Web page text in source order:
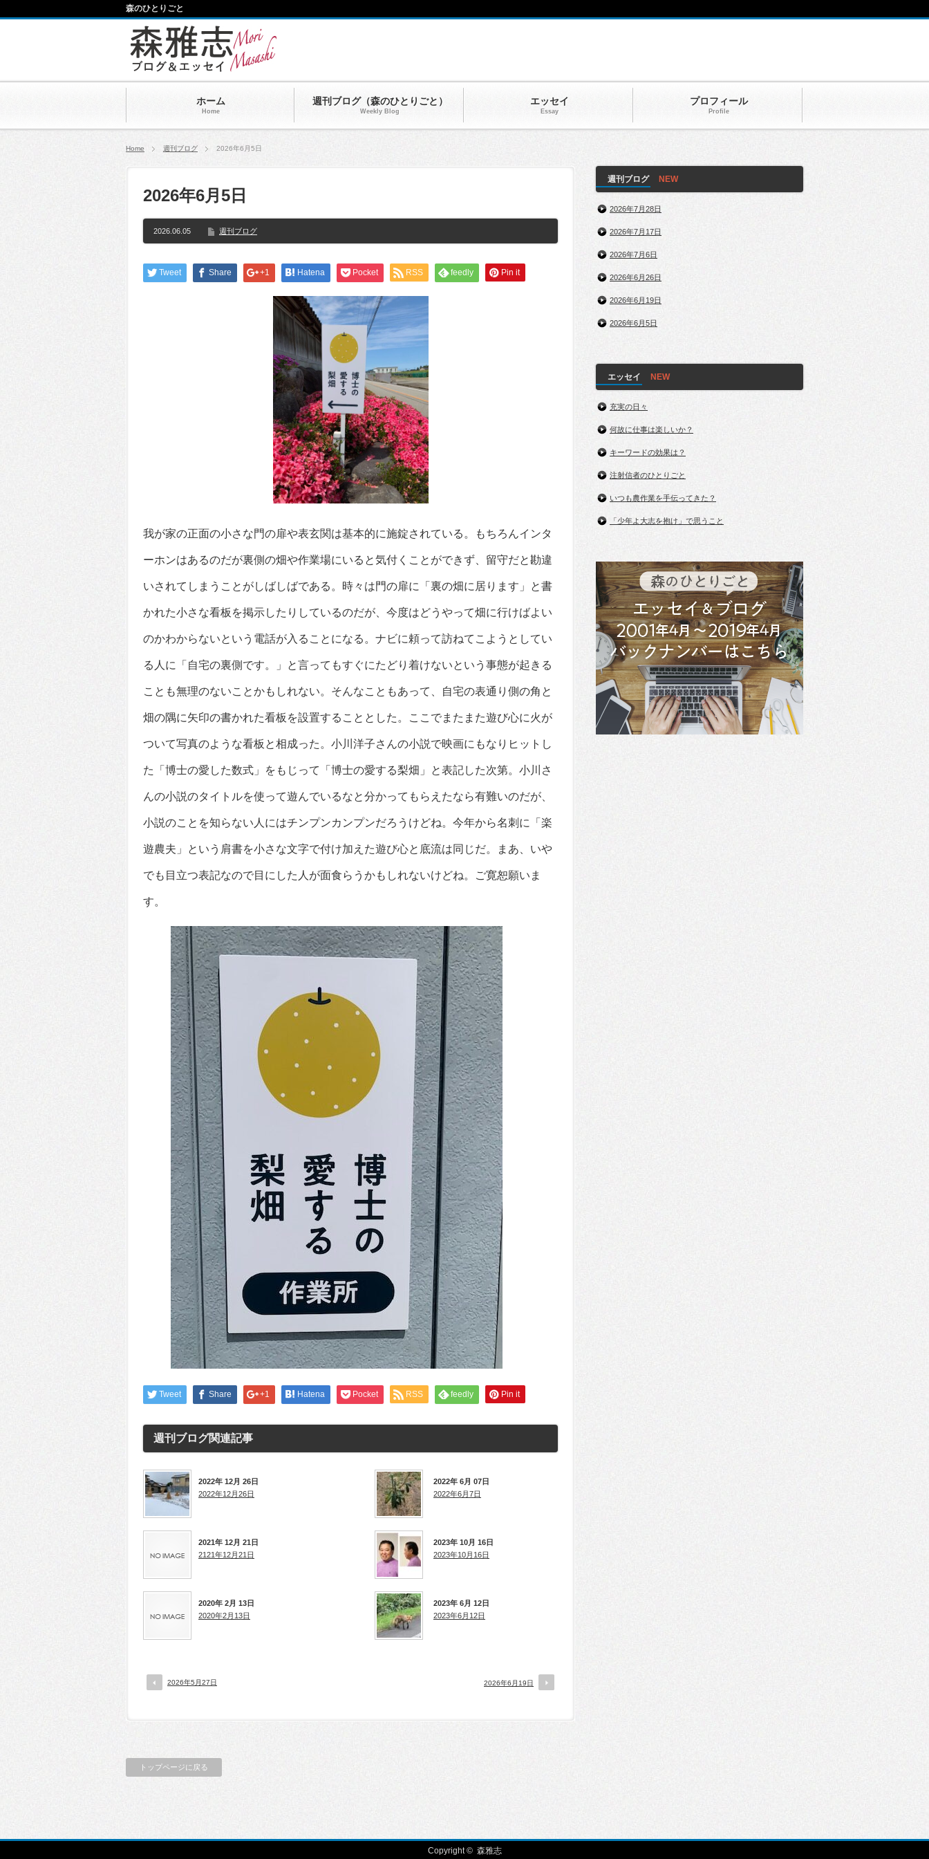
ホーム
Home
週刊ブログ（森のひとりごと）
Weekly Blog
エッセイ
Essay
プロフィール
Profile
森のひとりごと
Home 週刊ブログ 2026年6月5日
2026年6月5日
2026.06.05 週刊ブログ
Tweet Share +1 Hatena Pocket RSS feedly Pin it
我が家の正面の小さな門の扉や表玄関は基本的に施錠されている。もちろんインタ
ーホンはあるのだが裏側の畑や作業場にいると気付くことができず、留守だと勘違
いされてしまうことがしばしばである。時々は門の扉に「裏の畑に居ります」と書
かれた小さな看板を掲示したりしているのだが、今度はどうやって畑に行けばよい
のかわからないという電話が入ることになる。ナビに頼って訪ねてこようとしてい
る人に「自宅の裏側です。」と言ってもすぐにたどり着けないという事態が起きる
ことも無理のないことかもしれない。そんなこともあって、自宅の表通り側の角と
畑の隅に矢印の書かれた看板を設置することとした。ここでまたまた遊び心に火が
ついて写真のような看板と相成った。小川洋子さんの小説で映画にもなりヒットし
た「博士の愛した数式」をもじって「博士の愛する梨畑」と表記した次第。小川さ
んの小説のタイトルを使って遊んでいるなと分かってもらえたなら有難いのだが、
小説のことを知らない人にはチンプンカンプンだろうけどね。今年から名刺に「楽
遊農夫」という肩書を小さな文字で付け加えた遊び心と底流は同じだ。まあ、いや
でも目立つ表記なので目にした人が面食らうかもしれないけどね。ご寛恕願いま
す。
Tweet Share +1 Hatena Pocket RSS feedly Pin it
週刊ブログ関連記事
2022年 12月 26日
2022年12月26日
2022年 6月 07日
2022年6月7日
2021年 12月 21日
2121年12月21日
2023年 10月 16日
2023年10月16日
2020年 2月 13日
2020年2月13日
2023年 6月 12日
2023年6月12日
2026年5月27日 2026年6月19日
トップページに戻る
週刊ブログ
2026年7月28日
2026年7月17日
2026年7月6日
2026年6月26日
2026年6月19日
2026年6月5日
エッセイ
充実の日々
何故に仕事は楽しいか？
キーワードの効果は？
注射信者のひとりごと
いつも農作業を手伝ってきた？
「少年よ大志を抱け」で思うこと
Copyright © 森雅志